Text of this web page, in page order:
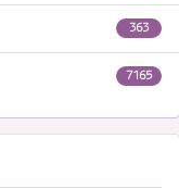
363
7165